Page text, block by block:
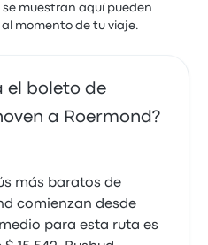
muestran aquí pueden
momento de tu viaje.
el boleto de
a Roermond?
más baratos de
comienzan desde
para esta ruta es